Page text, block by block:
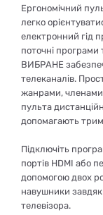
Ергономічний
легко
електронний гід
поточні програми
ВИБРАНЕ
телеканалів.
жанрами, членами
пульта
допомагають
Підключіть
портів HDMI або
допомогою двох
навушники
телевізора.